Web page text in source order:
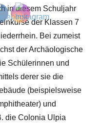
in diesem Schuljahr
der Klassen 7
Bei zumeist
der Archäologische
Schülerinnen und
derer sie die
(beispielsweise
und
die Colonia Ulpia